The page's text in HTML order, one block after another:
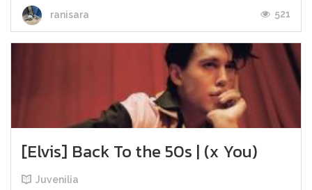
ranisara 521
[Elvis] Back To the 50s | (x You)
Juvenilia